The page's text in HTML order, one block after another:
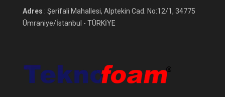
Adres : Şerifali Mahallesi, Alptekin Cad. No:12/1, 34775
Ümraniye/İstanbul - TÜRKİYE